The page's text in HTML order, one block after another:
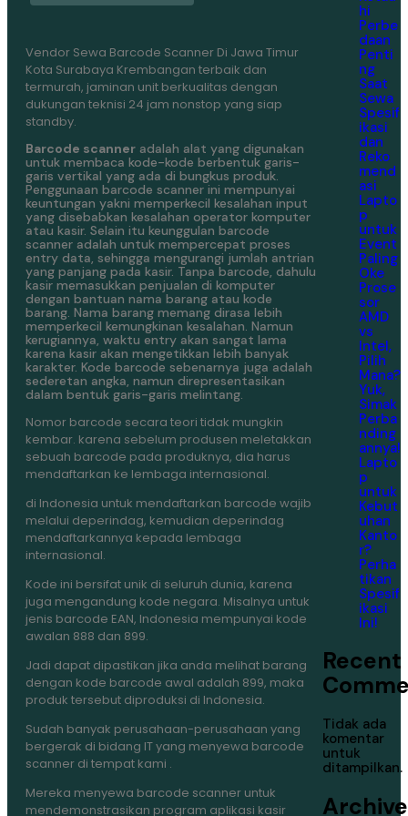
Vendor Sewa Barcode Scanner Di Jawa Timur
Kota Surabaya Krembangan terbaik dan
termurah, jaminan unit berkualitas dengan
dukungan teknisi 24 jam nonstop yang siap
standby.
Barcode scanner adalah alat yang digunakan
untuk membaca kode-kode berbentuk garis-
garis vertikal yang ada di bungkus produk.
Penggunaan barcode scanner ini mempunyai
keuntungan yakni memperkecil kesalahan input
yang disebabkan kesalahan operator komputer
atau kasir. Selain itu keunggulan barcode
scanner adalah untuk mempercepat proses
entry data, sehingga mengurangi jumlah antrian
yang panjang pada kasir. Tanpa barcode, dahulu
kasir memasukkan penjualan di komputer
dengan bantuan nama barang atau kode
barang. Nama barang memang dirasa lebih
memperkecil kemungkinan kesalahan. Namun
kerugiannya, waktu entry akan sangat lama
karena kasir akan mengetikkan lebih banyak
karakter. Kode barcode sebenarnya juga adalah
sederetan angka, namun direpresentasikan
dalam bentuk garis-garis melintang.
Nomor barcode secara teori tidak mungkin
kembar. karena sebelum produsen meletakkan
sebuah barcode pada produknya, dia harus
mendaftarkan ke lembaga internasional.
di Indonesia untuk mendaftarkan barcode wajib
melalui deperindag, kemudian deperindag
mendaftarkannya kepada lembaga
internasional.
Kode ini bersifat unik di seluruh dunia, karena
juga mengandung kode negara. Misalnya untuk
jenis barcode EAN, Indonesia mempunyai kode
awalan 888 dan 899.
Jadi dapat dipastikan jika anda melihat barang
dengan kode barcode awal adalah 899, maka
produk tersebut diproduksi di Indonesia.
Sudah banyak perusahaan-perusahaan yang
bergerak di bidang IT yang menyewa barcode
scanner di tempat kami .
Mereka menyewa barcode scanner untuk
mendemonstrasikan program aplikasi kasir
hi
Perbe
daan
Penti
ng
Saat
Sewa
Spesif
ikasi
dan
Reko
mend
asi
Lapto
p
untuk
Event
Paling
Oke
Prose
sor
AMD
vs
Intel,
Pilih
Mana?
Yuk,
Simak
Perba
nding
annya!
Lapto
p
untuk
Kebut
uhan
Kanto
r?
Perha
tikan
Spesif
ikasi
Ini!
Recent
Tidak ada
komentar
untuk
ditampilkan.